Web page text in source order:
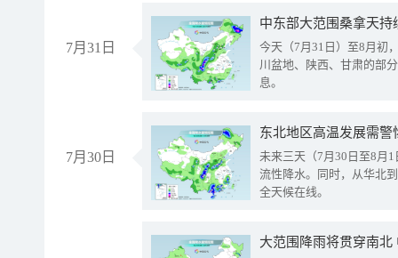
7月31日
中东部大范围桑拿天
今天（7月31日）至8月初
川盆地、陕西、甘肃的部
息。
7月30日
东北地区高温发展需
未来三天（7月30日至8月
流性降水。同时，从华北
全天候在线。
大范围降雨将贯穿南